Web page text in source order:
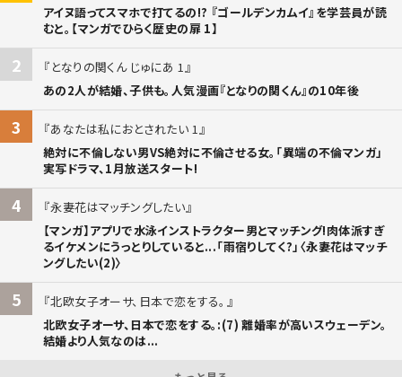
アイヌ語ってスマホで打てるの!? 『ゴールデンカムイ』を学芸員が読
むと。【マンガでひらく歴史の扉 1】
2
となりの関くん じゅにあ 1
あの2人が結婚、子供も。人気漫画『となりの関くん』の10年後
3
あなたは私におとされたい 1
絶対に不倫しない男VS絶対に不倫させる女。「異端の不倫マンガ」
実写ドラマ、1月放送スタート!
4
永妻花はマッチングしたい
【マンガ】アプリで水泳インストラクター男とマッチング!肉体派すぎ
るイケメンにうっとりしていると...「雨宿りしてく?」〈永妻花はマッチ
ングしたい(2)〉
5
北欧女子オーサ、日本で恋をする。
北欧女子オーサ、日本で恋をする。:(7) 離婚率が高いスウェーデン。
結婚より人気なのは...